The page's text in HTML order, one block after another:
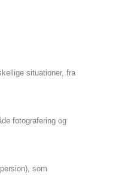
situationer, fra
fotografering og
som